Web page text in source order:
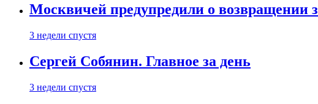
Москвичей предупредили о возвращении
3 недели спустя
Сергей Собянин. Главное за день
3 недели спустя